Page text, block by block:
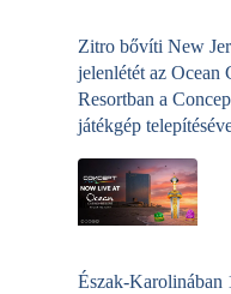
Zitro bővíti New
jelenlétét az Ocean
Resortban a
játékgép
Észak-Karolinában